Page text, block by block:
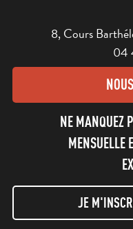
8, Cours
04
NE MANQUEZ
MENSUELLE
JE